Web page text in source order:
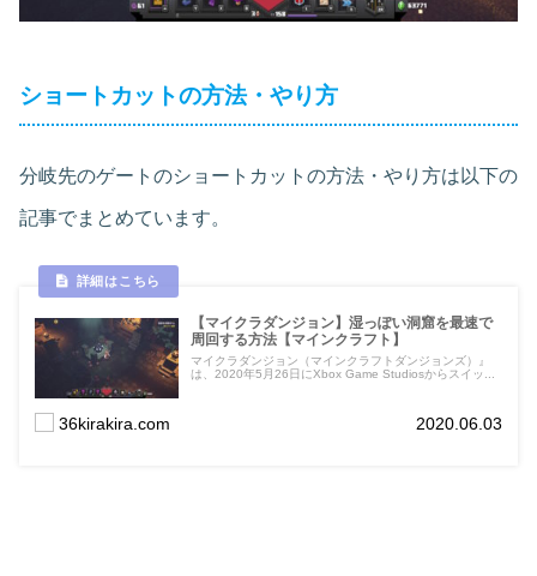
ショートカットの方法・やり方
分岐先のゲートのショートカットの方法・やり方は以下の
記事でまとめています。
【マイクラダンジョン】湿っぽい洞窟を最速で
周回する方法【マインクラフト】
マイクラダンジョン（マインクラフトダンジョンズ）』
は、2020年5月26日にXbox Game Studiosからスイッ...
36kirakira.com 2020.06.03